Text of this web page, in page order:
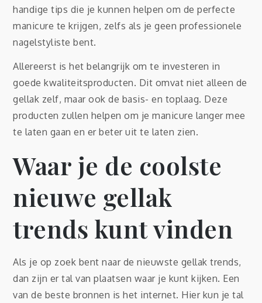
handige tips die je kunnen helpen om de perfecte
manicure te krijgen, zelfs als je geen professionele
nagelstyliste bent.
Allereerst is het belangrijk om te investeren in
goede kwaliteitsproducten. Dit omvat niet alleen de
gellak zelf, maar ook de basis- en toplaag. Deze
producten zullen helpen om je manicure langer mee
te laten gaan en er beter uit te laten zien.
Waar je de coolste
nieuwe gellak
trends kunt vinden
Als je op zoek bent naar de nieuwste gellak trends,
dan zijn er tal van plaatsen waar je kunt kijken. Een
van de beste bronnen is het internet. Hier kun je tal